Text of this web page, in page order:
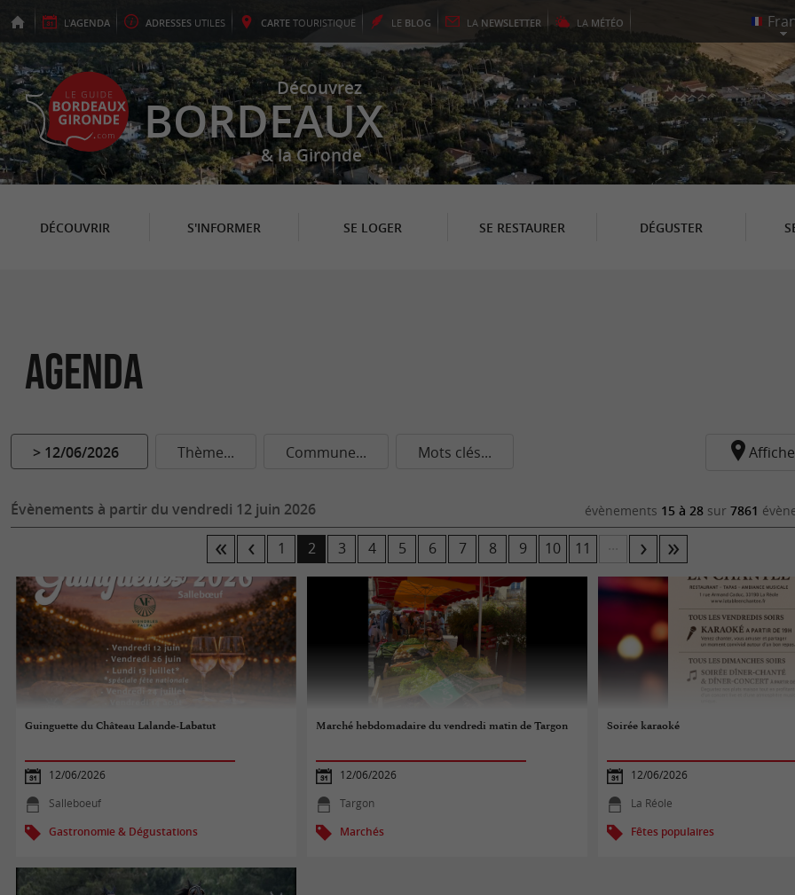
L'AGENDA ADRESSES UTILES CARTE TOURISTIQUE LE BLOG LA NEWSLETTER LA MÉTÉO
Découvrez
BORDEAUX
& la Gironde
DÉCOUVRIR S'INFORMER SE LOGER SE RESTAURER DÉGUSTER
Agenda
> 12/06/2026 Thème... Commune... Mots clés...
Évènements à partir du vendredi 12 juin 2026 évènements 15 à 28 sur 7861
1 2 3 4 5 6 7 8 9 10 11
Guinguette du Château Lalande-Labatut
12/06/2026
Salleboeuf
Gastronomie & Dégustations
Marché hebdomadaire du vendredi matin de Targon
12/06/2026
Targon
Marchés
Soirée karaoké
12/06/2026
La Réole
Fêtes populaires